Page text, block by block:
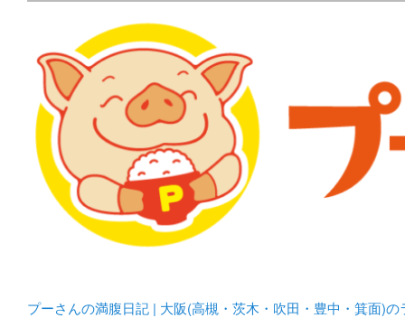
プーさんの満腹日記 |
豊中・箕面)のランチ＆
化してます。
プーさんの満腹日記 | 大阪(高槻・茨木・吹田・豊中・箕面)